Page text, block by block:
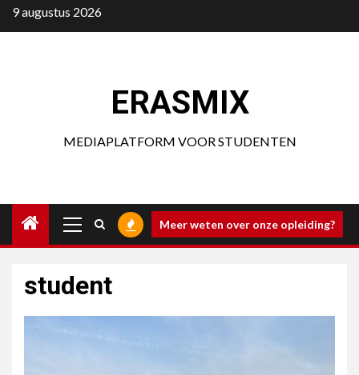
Ga
naar
9 augustus 2026
ERASMIX
MEDIAPLATFORM VOOR STUDENTEN
menu
Meer weten over onze opleiding?
student